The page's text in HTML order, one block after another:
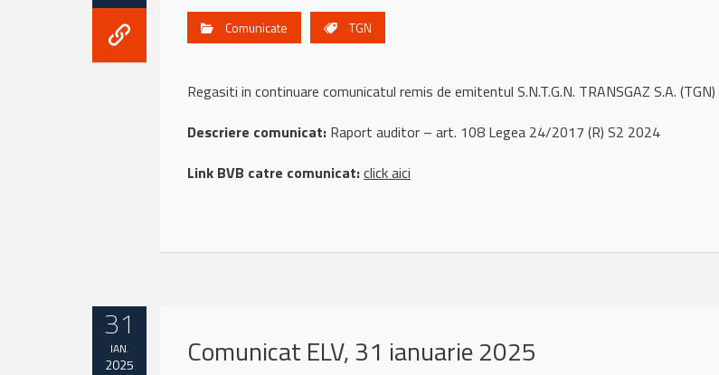
Comunicate TGN
Regasiti in continuare comunicatul remis de emitentul S.N.T.G.N. TRANSGAZ S.A.
Descriere comunicat: Raport auditor – art. 108 Legea 24/2017 (R) S2 2024
Link BVB catre comunicat:click aici
31
IAN.
2025 Comunicat ELV, 31 ianuarie 2025